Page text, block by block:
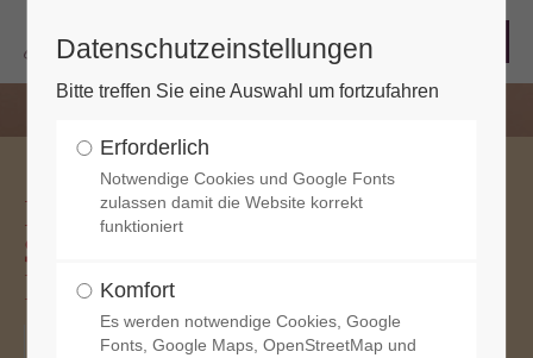
MUSIK VON BACH BIS
SCHUMANN | das kleine
Konzert
2024-09-28, 17:00
Datenschutzeinstellungen
Bitte treffen Sie eine Auswahl um fortzufahren
Erforderlich
Notwendige Cookies und Google Fonts
zulassen damit die Website korrekt
funktioniert
Komfort
Es werden notwendige Cookies, Google
Fonts, Google Maps, OpenStreetMap und